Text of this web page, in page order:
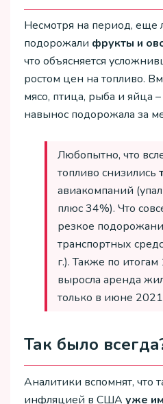
Несмотря на период,
подорожали фрукты и
что объясняется
ростом цен на топливо.
мясо, птица, рыба и яйца
навынос подорожала за
Любопытно, что
топливо снизились
авиакомпаний
плюс 34%). Что
резкое
транспортных
г.). Также по
выросла аренда
только в июне 2021
Так было
Аналитики вспомнят, что
инфляцией в США уже